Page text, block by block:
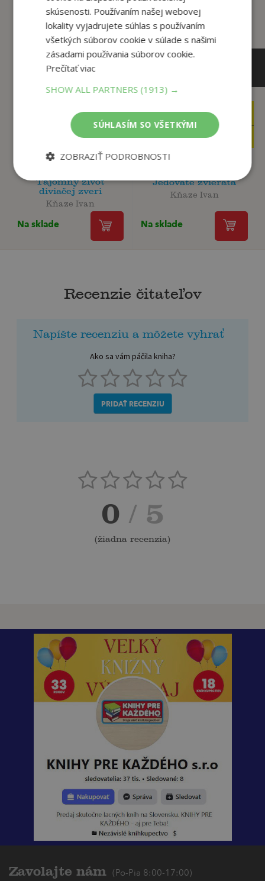
19,90
18 €
Tajomný život
diviačej zveri
Kňaze Ivan
Na sklade
12
12
Jedovaté zvieratá
Kňaze Ivan
Na sklade
Recenzie čitateľov
Napíšte recenziu a môžete vyhrať
Ako sa vám páčila kniha?
PRIDAŤ RECENZIU
0 / 5
(žiadna recenzia)
Zavolajte nám (Po-Pia 8:00-17:00)
skúsenosti. Používaním našej webovej
lokality vyjadrujete súhlas s používaním
všetkých súborov cookie v súlade s našimi
zásadami používania súborov cookie.
Prečítať viac
SHOW ALL PARTNERS (1913) →
SÚHLASÍM SO VŠETKÝMI
ZOBRAZIŤ PODROBNOSTI